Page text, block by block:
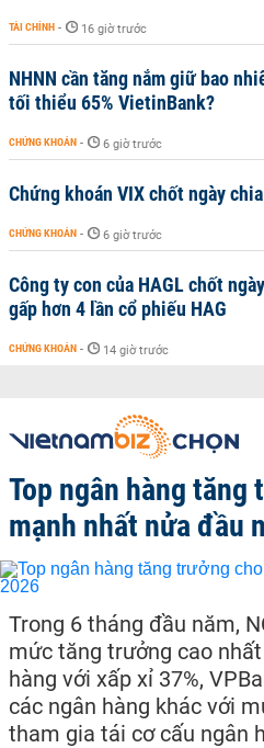
TÀI CHÍNH - 16 giờ trước
NHNN cần tăng nắm giữ bao
tối thiểu 65% VietinBank?
CHỨNG KHOÁN - 6 giờ trước
Chứng khoán VIX chốt ngày
CHỨNG KHOÁN - 6 giờ trước
Công ty con của HAGL chốt
gấp hơn 4 lần cổ phiếu HAG
CHỨNG KHOÁN - 14 giờ trước
Top ngân hàng tăng
mạnh nhất nửa đầu
Trong 6 tháng đầu năm,
mức tăng trưởng cao
hàng với xấp xỉ 37%,
các ngân hàng khác với
tham gia tái cơ cấu ngân